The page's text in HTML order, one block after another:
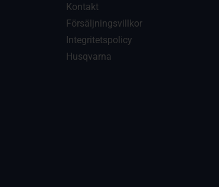
Kontakt
Försäljningsvillkor
Integritetspolicy
Husqvarna